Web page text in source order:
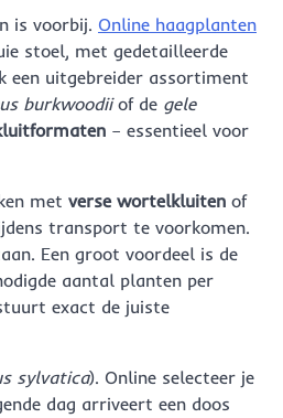
is voorbij. Online haagplanten
stoel, met gedetailleerde
een uitgebreider assortiment
burkwoodiiof de gele
– essentieel voor
met verse wortelkluiten of
transport te voorkomen.
Een groot voordeel is de
aantal planten per
exact de juiste
sylvatica). Online selecteer je
dag arriveert een doos